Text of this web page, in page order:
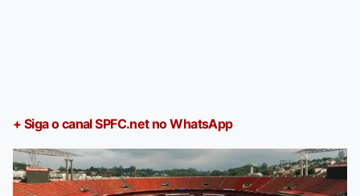
+ Siga o canal SPFC.net no WhatsApp